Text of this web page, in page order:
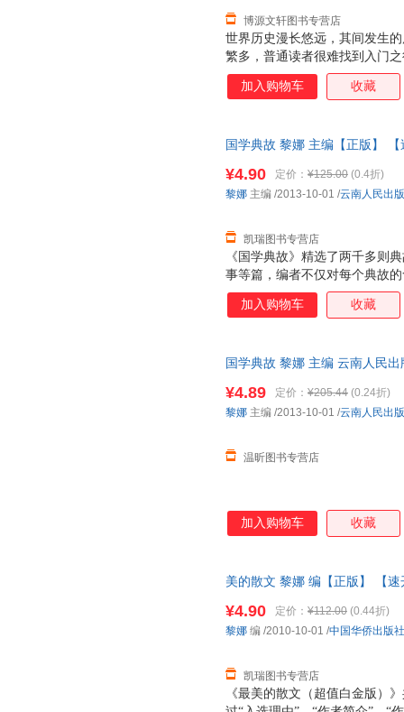
世界历史漫长悠远，其间发生
繁多，普通读者很难找到入门
种体例，即在一定的历史观的
诠释，是读者在较短时间内了
史、世界现代史、世界当代史
过程。精炼简洁的文字、多元
的版式设计有机结合，帮助读
博源文轩图书专营店
加入购物车 收藏
国学典故 黎娜 主编【正版】
《国学典故》精选了两千多则
事等篇，编者不仅对每个典故
以通俗易懂的语言将它们背后
其源，又了解其中所蕴含的丰
¥4.90 定价： ¥125.00 (0.4折)
凯瑞图书专营店
黎娜 主编 /2013-10-01 /云南人民出
加入购物车 收藏
国学典故 黎娜 主编 云南人民
¥4.89 定价： ¥205.44 (0.24折)
温昕图书专营店
黎娜 主编 /2013-10-01 /云南人民出
加入购物车 收藏
美的散文 黎娜 编【正版】 【
《最美的散文（超值白金版）
¥4.90 定价： ¥112.00 (0.44折)
凯瑞图书专营店
黎娜 编 /2010-10-01 /中国华侨出版社